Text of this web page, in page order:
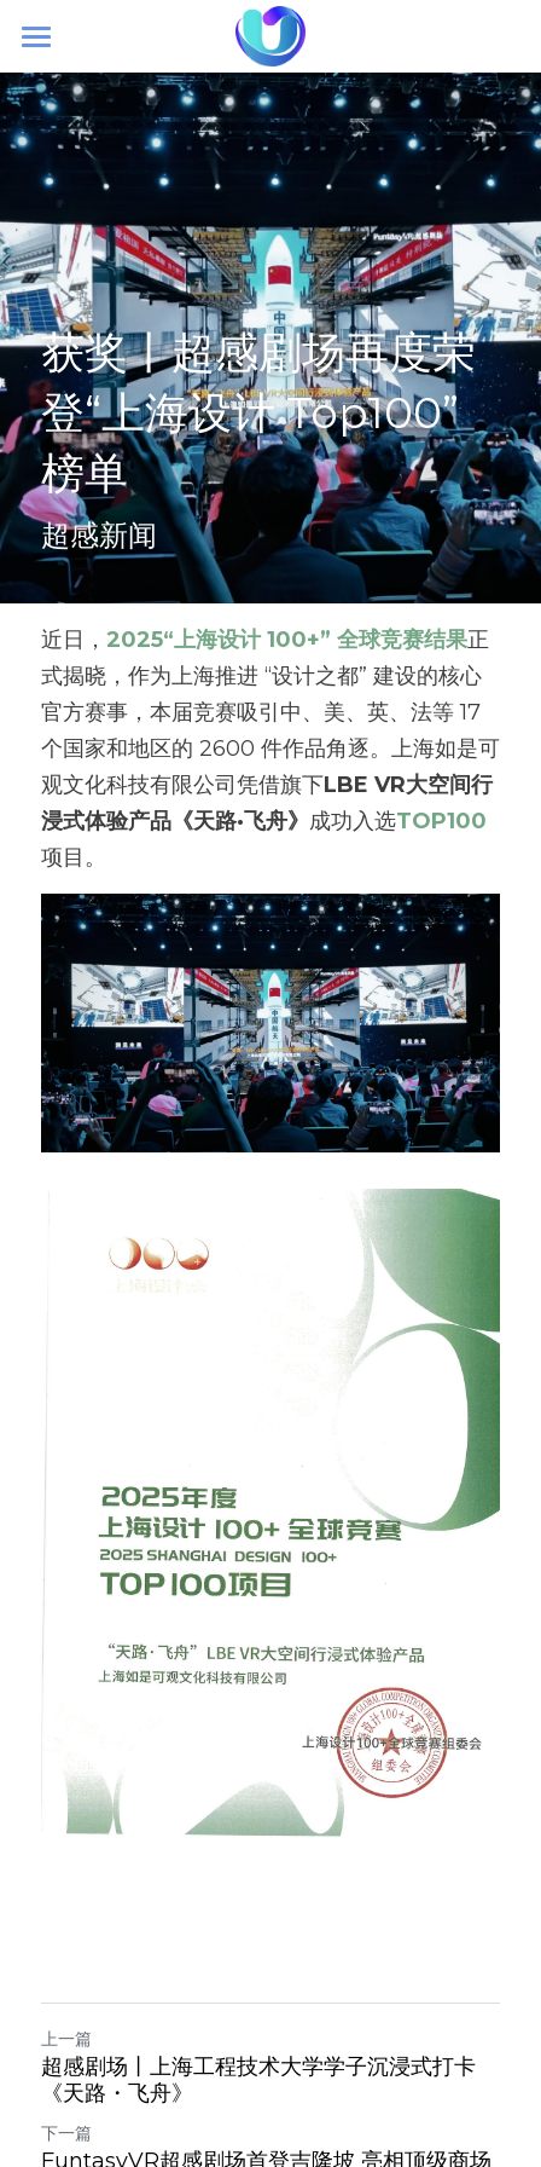
首页
初创理念
大空间VR
超感新闻
加盟我们
获奖丨超感剧场再度荣
登“上海设计 Top100”
榜单
超感新闻
近日， 2025“上海设计 100+” 全球竞赛结果正
式揭晓，作为上海推进 “设计之都” 建设的核心
官方赛事，本届竞赛吸引中、美、英、法等 17
个国家和地区的 2600 件作品角逐。上海如是可
观文化科技有限公司凭借旗下LBE VR大空间行
浸式体验产品《天路·飞舟》 成功入选TOP100
项目。
上一篇
超感剧场丨上海工程技术大学学子沉浸式打卡
《天路・飞舟》
下一篇
FuntasyVR超感剧场首登吉隆坡 亮相顶级商场